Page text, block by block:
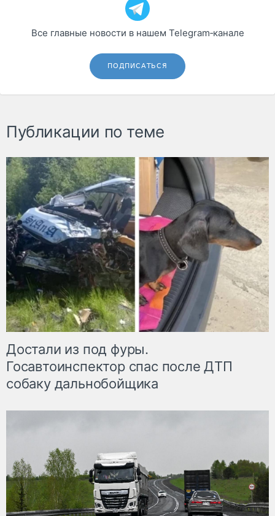
Все главные новости в нашем Telegram‑канале
ПОДПИСАТЬСЯ
Публикации по теме
Достали из под фуры.
Госавтоинспектор спас после ДТП
собаку дальнобойщика